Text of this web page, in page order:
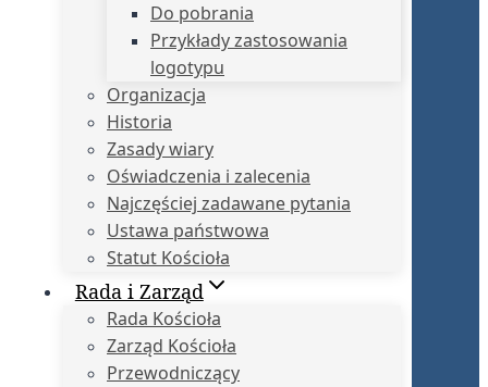
Do pobrania
Przykłady zastosowania
logotypu
Organizacja
Historia
Zasady wiary
Oświadczenia i zalecenia
Najczęściej zadawane pytania
Ustawa państwowa
Statut Kościoła
Rada i Zarząd
Rada Kościoła
Zarząd Kościoła
Przewodniczący